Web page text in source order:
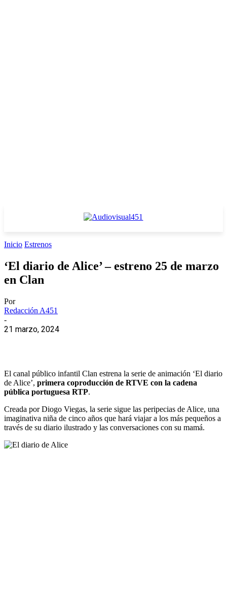
Inicio Estrenos
‘El diario de Alice’ – estreno 25 de marzo
en Clan
Por
Redacción A451
-
21 marzo, 2024
El canal público infantil Clan estrena la serie de animación ‘El diario
de Alice’, primera coproducción de RTVE con la cadena
pública portuguesa RTP.
Creada por Diogo Viegas, la serie sigue las peripecias de Alice, una
imaginativa niña de cinco años que hará viajar a los más pequeños a
través de su diario ilustrado y las conversaciones con su mamá.